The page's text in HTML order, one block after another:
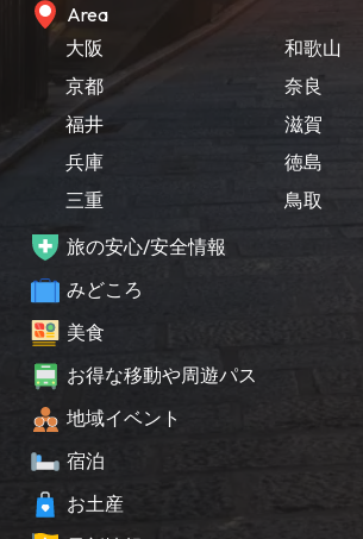
Area
大阪
京都
福井
兵庫
三重
和歌山
奈良
滋賀
徳島
鳥取
旅の安心/安全情報
みどころ
美食
お得な移動や周遊パス
地域イベント
宿泊
お土産